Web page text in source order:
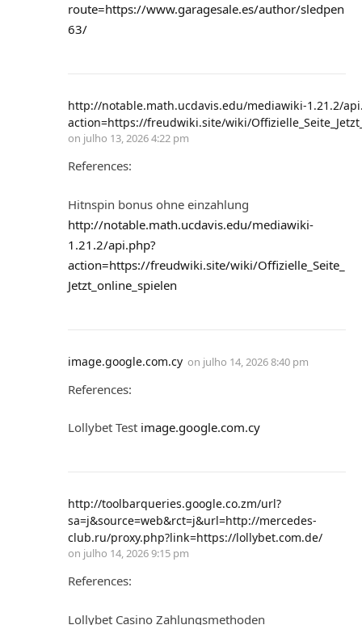
route=https://www.garagesale.es/author/sledpen
63/
http://notable.math.ucdavis.edu/mediawiki-1.21.2/
action=https://freudwiki.site/wiki/
on julho 13, 2026 4:22 pm
References:
Hitnspin bonus ohne einzahlung
http://notable.math.ucdavis.edu/mediawiki-
1.21.2/api.php?
action=https://freudwiki.site/wiki/Offizielle_Seite_
Jetzt_online_spielen
image.google.com.cy on julho 14, 2026 8:40 pm
References:
Lollybet Test image.google.com.cy
http://toolbarqueries.google.co.zm/url?
sa=j&source=web&rct=j&url=http://mercedes-
club.ru/proxy.php?link=https://lollybet.com.de/
on julho 14, 2026 9:15 pm
References:
Lollybet Casino Zahlungsmethoden